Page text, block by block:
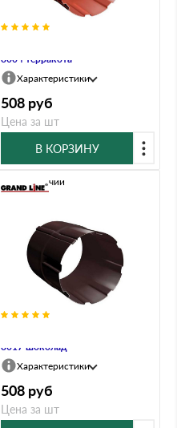
8004 терракота
Характеристики
508 руб
Цена за шт
В КОРЗИНУ
8017 шоколад
В наличии
Характеристики
508 руб
Цена за шт